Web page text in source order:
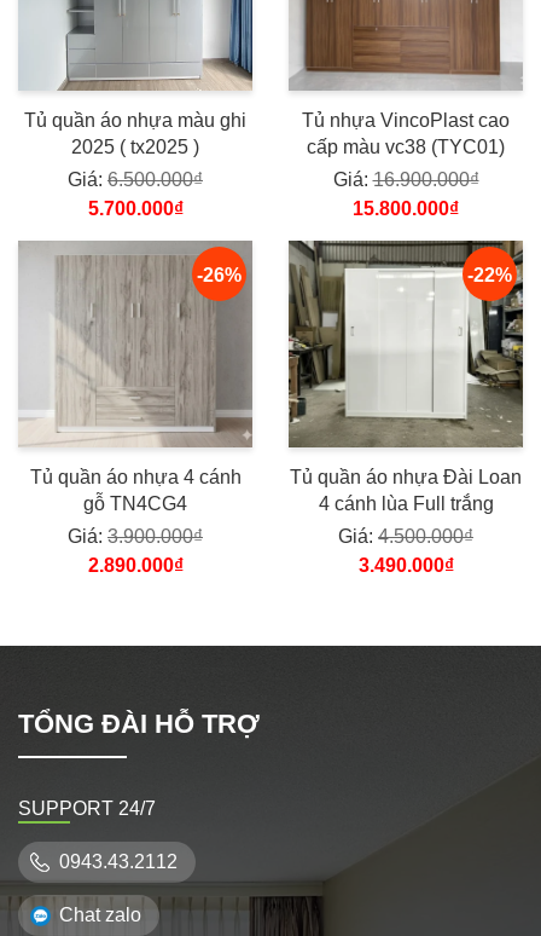
Tủ quần áo nhựa màu ghi
2025 ( tx2025 )
Giá: 6.500.000₫
5.700.000₫
Tủ nhựa VincoPlast cao
cấp màu vc38 (TYC01)
Giá:16.900.000₫
15.800.000₫
-26%
Tủ quần áo nhựa 4 cánh
gỗ TN4CG4
Giá: 3.900.000₫
2.890.000₫
-22%
Tủ quần áo nhựa Đài Loan
4 cánh lùa Full trắng
Giá: 4.500.000₫
3.490.000₫
TỔNG ĐÀI HỖ TRỢ
SUPPORT 24/7
0943.43.2112
Chat zalo